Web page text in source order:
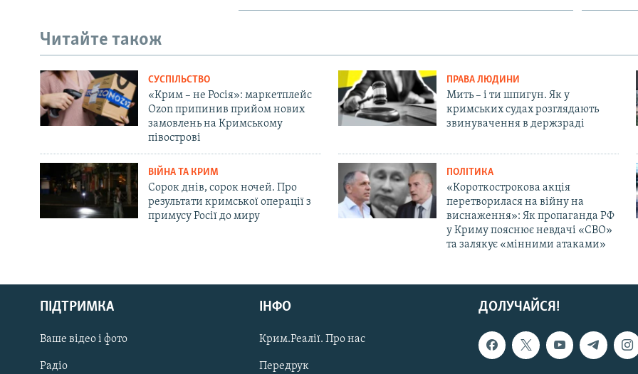
Русский
Qırımtatar
ДОЛУЧАЙСЯ!
Читайте також
СУСПІЛЬСТВО
«Крим – не Росія»: маркетплейс
Ozon припинив прийом нових
замовлень на Кримському
півострові
ПРАВА ЛЮДИНИ
Мить – і ти шпигун. Як у
кримських судах розглядають
звинувачення в держзраді
ВІЙНА ТА КРИМ
Сорок днів, сорок ночей. Про
результати кримської операції з
примусу Росії до миру
ПОЛІТИКА
«Короткострокова акція
перетворилася на війну на
виснаження»: Як пропаганда РФ
у Криму пояснює невдачі «СВО»
та залякує «мінними атаками»
ДОЛУЧАЙСЯ!
ПІДТРИМКА
Ваше відео і фото
Радіо
ІНФО
Крим.Реалії. Про нас
Передрук